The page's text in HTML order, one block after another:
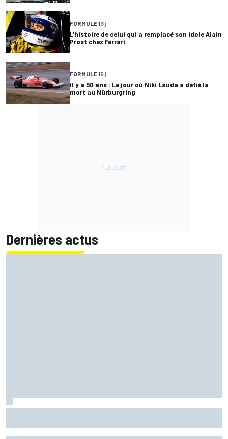
FORMULE 13 j
L'histoire de celui qui a remplacé son idole Alain
Prost chez Ferrari
FORMULE 15 j
Il y a 50 ans : Le jour où Niki Lauda a défié la
mort au Nürburgring
Dernières actus